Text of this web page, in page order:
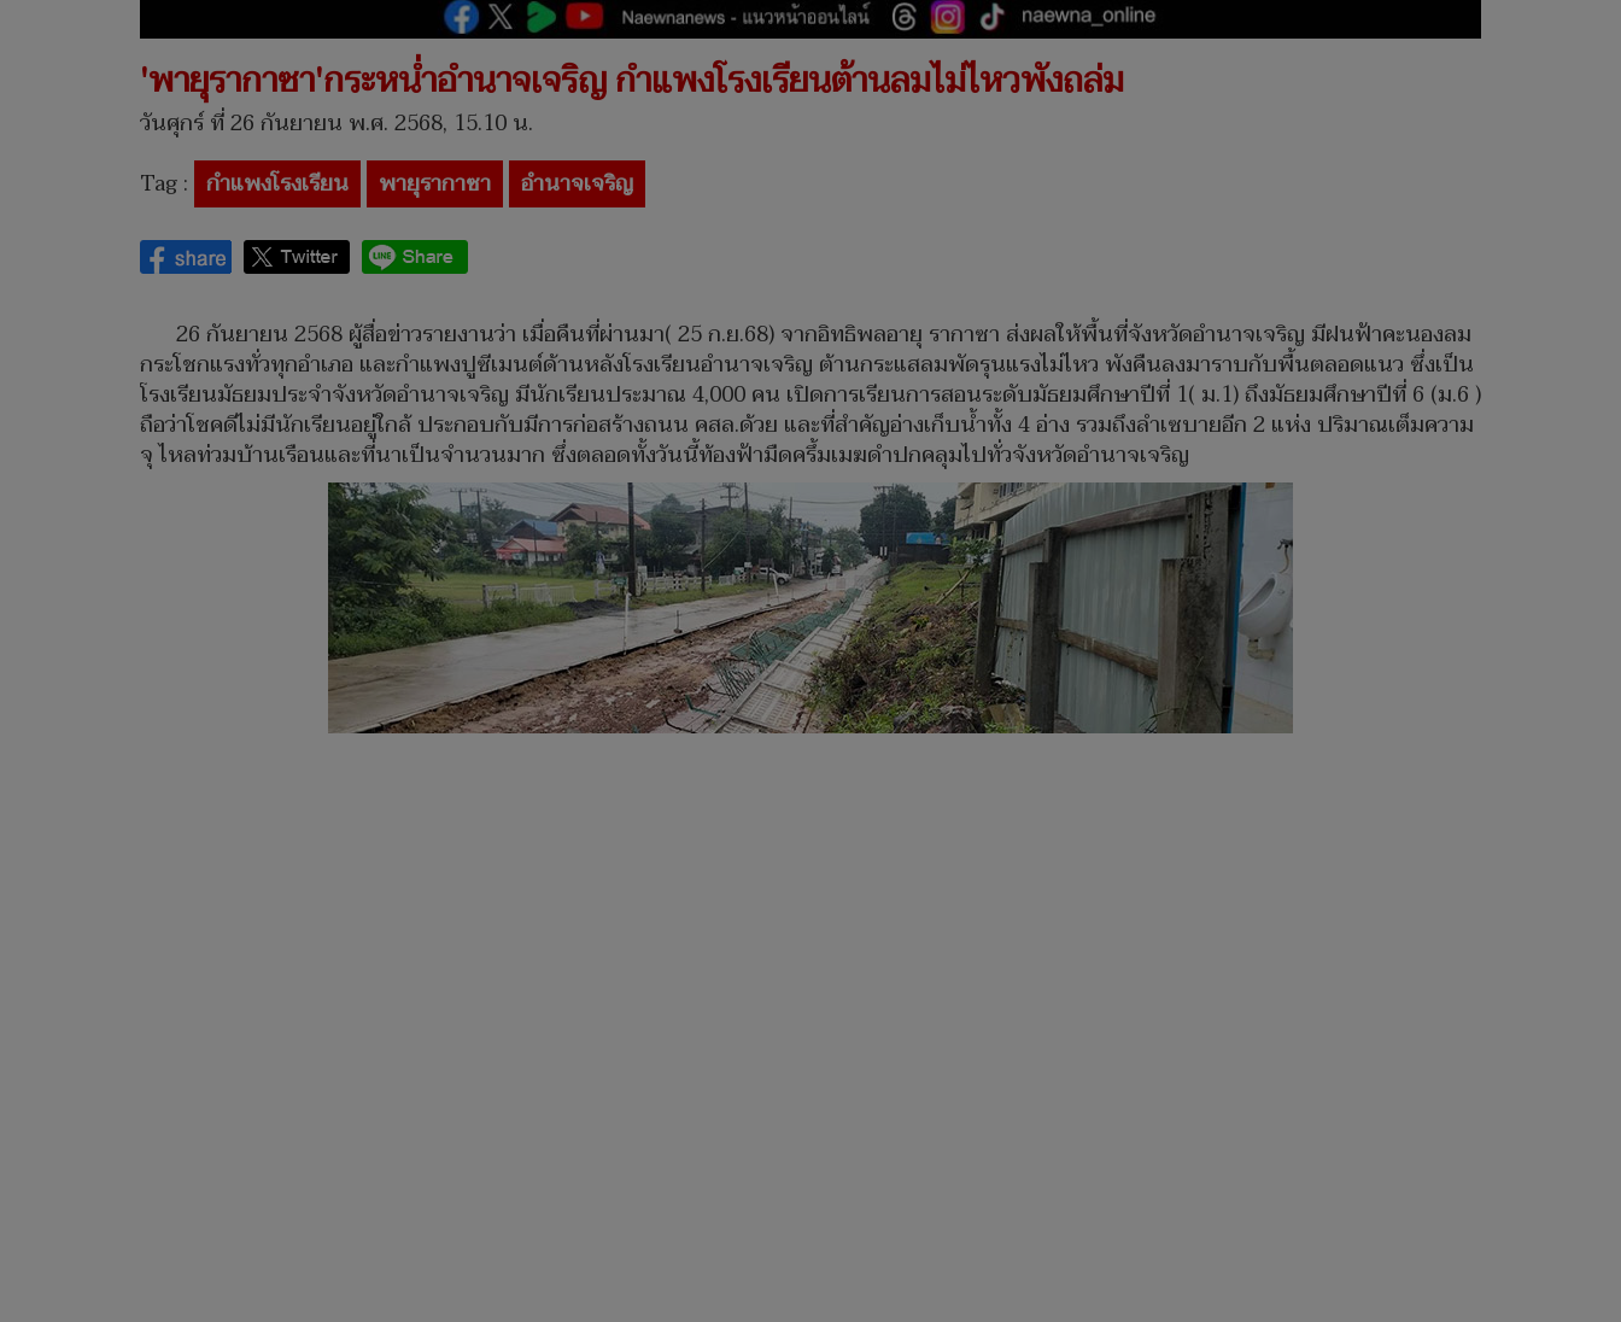
'พายุรากาซา'กระหน่ำอำนาจเจริญ กำแพงโรงเรียนต้านลมไม่ไหวพังถล่ม
วันศุกร์ ที่ 26 กันยายน พ.ศ. 2568, 15.10 น.
Tag : กำแพงโรงเรียน พายุรากาซา อำนาจเจริญ
26 กันยายน 2568 ผู้สื่อข่าวรายงานว่า เมื่อคืนที่ผ่านมา( 25 ก.ย.68) จากอิทธิพลอายุ รากาซา ส่งผลให้พื้นที่จังหวัดอำนาจเจริญ มีฝนฟ้าคะนองลม
กระโชกแรงทั่วทุกอำเภอ และกำแพงปูซีเมนต์ด้านหลังโรงเรียนอำนาจเจริญ ต้านกระแสลมพัดรุนแรงไม่ไหว พังคืนลงมาราบกับพื้นตลอดแนว ซึ่งเป็น
โรงเรียนมัธยมประจำจังหวัดอำนาจเจริญ มีนักเรียนประมาณ 4,000 คน เปิดการเรียนการสอนระดับมัธยมศึกษาปีที่ 1( ม.1) ถึงมัธยมศึกษาปีที่ 6 (ม.6 )
ถือว่าโชคดีไม่มีนักเรียนอยู่ใกล้ ประกอบกับมีการก่อสร้างถนน คสล.ด้วย และที่สำคัญอ่างเก็บน้ำทั้ง 4 อ่าง รวมถึงลำเซบายอีก 2 แห่ง ปริมาณเต็มความ
จุ ไหลท่วมบ้านเรือนและที่นาเป็นจำนวนมาก ซึ่งตลอดทั้งวันนี้ท้องฟ้ามืดครึ้มเมฆดำปกคลุมไปทั่วจังหวัดอำนาจเจริญ